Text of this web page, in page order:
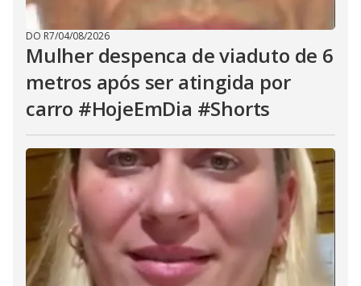
DO R7/04/08/2026
Mulher despenca de viaduto de 6
metros após ser atingida por
carro #HojeEmDia #Shorts